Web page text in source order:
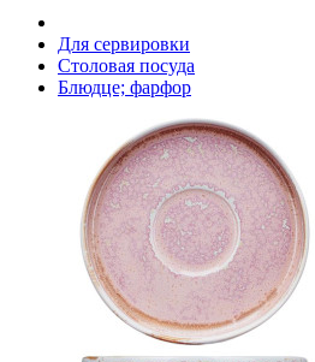
Для сервировки
Столовая посуда
Блюдце; фарфор